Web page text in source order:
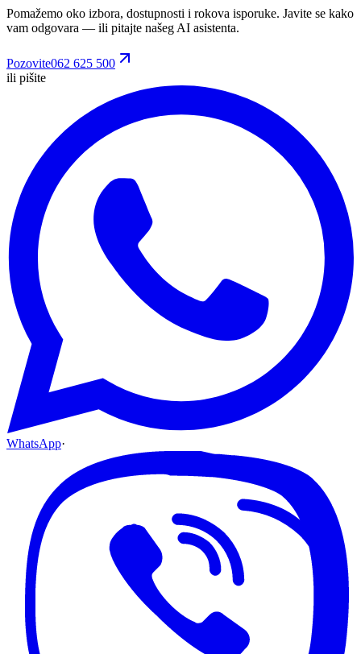
Pomažemo oko izbora, dostupnosti i rokova isporuke. Javite se kako
vam odgovara — ili pitajte našeg AI asistenta.
Pozovite062 625 500
ili pišite
WhatsApp·